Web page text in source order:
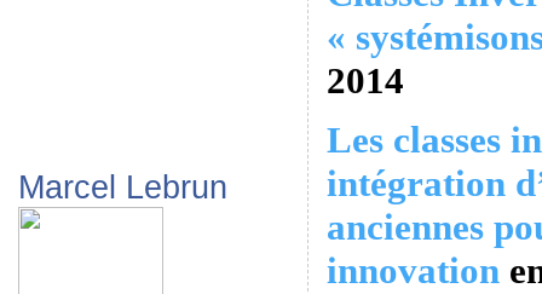
Marcel Lebrun
«
2014
Les classes
intégration
anciennes
innovation